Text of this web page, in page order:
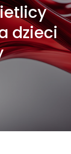
dzieci